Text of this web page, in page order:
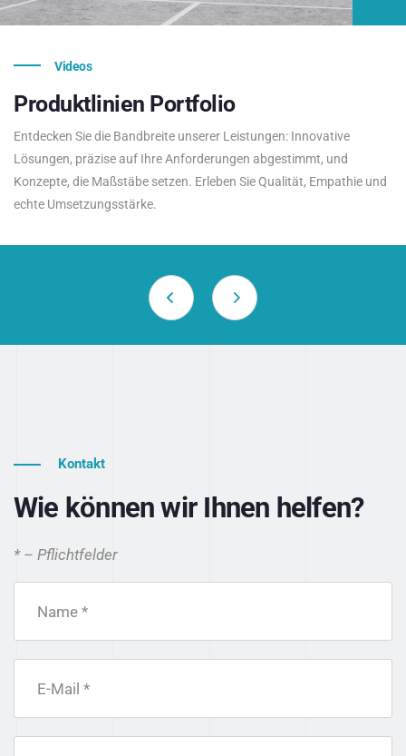
Videos
Produktlinien Portfolio
Entdecken Sie die Bandbreite unserer Leistungen: Innovative
Lösungen, präzise auf Ihre Anforderungen abgestimmt, und
Konzepte, die Maßstäbe setzen. Erleben Sie Qualität, Empathie und
echte Umsetzungsstärke.
Kontakt
Wie können wir Ihnen helfen?
* – Pflichtfelder
Name *
E-Mail *